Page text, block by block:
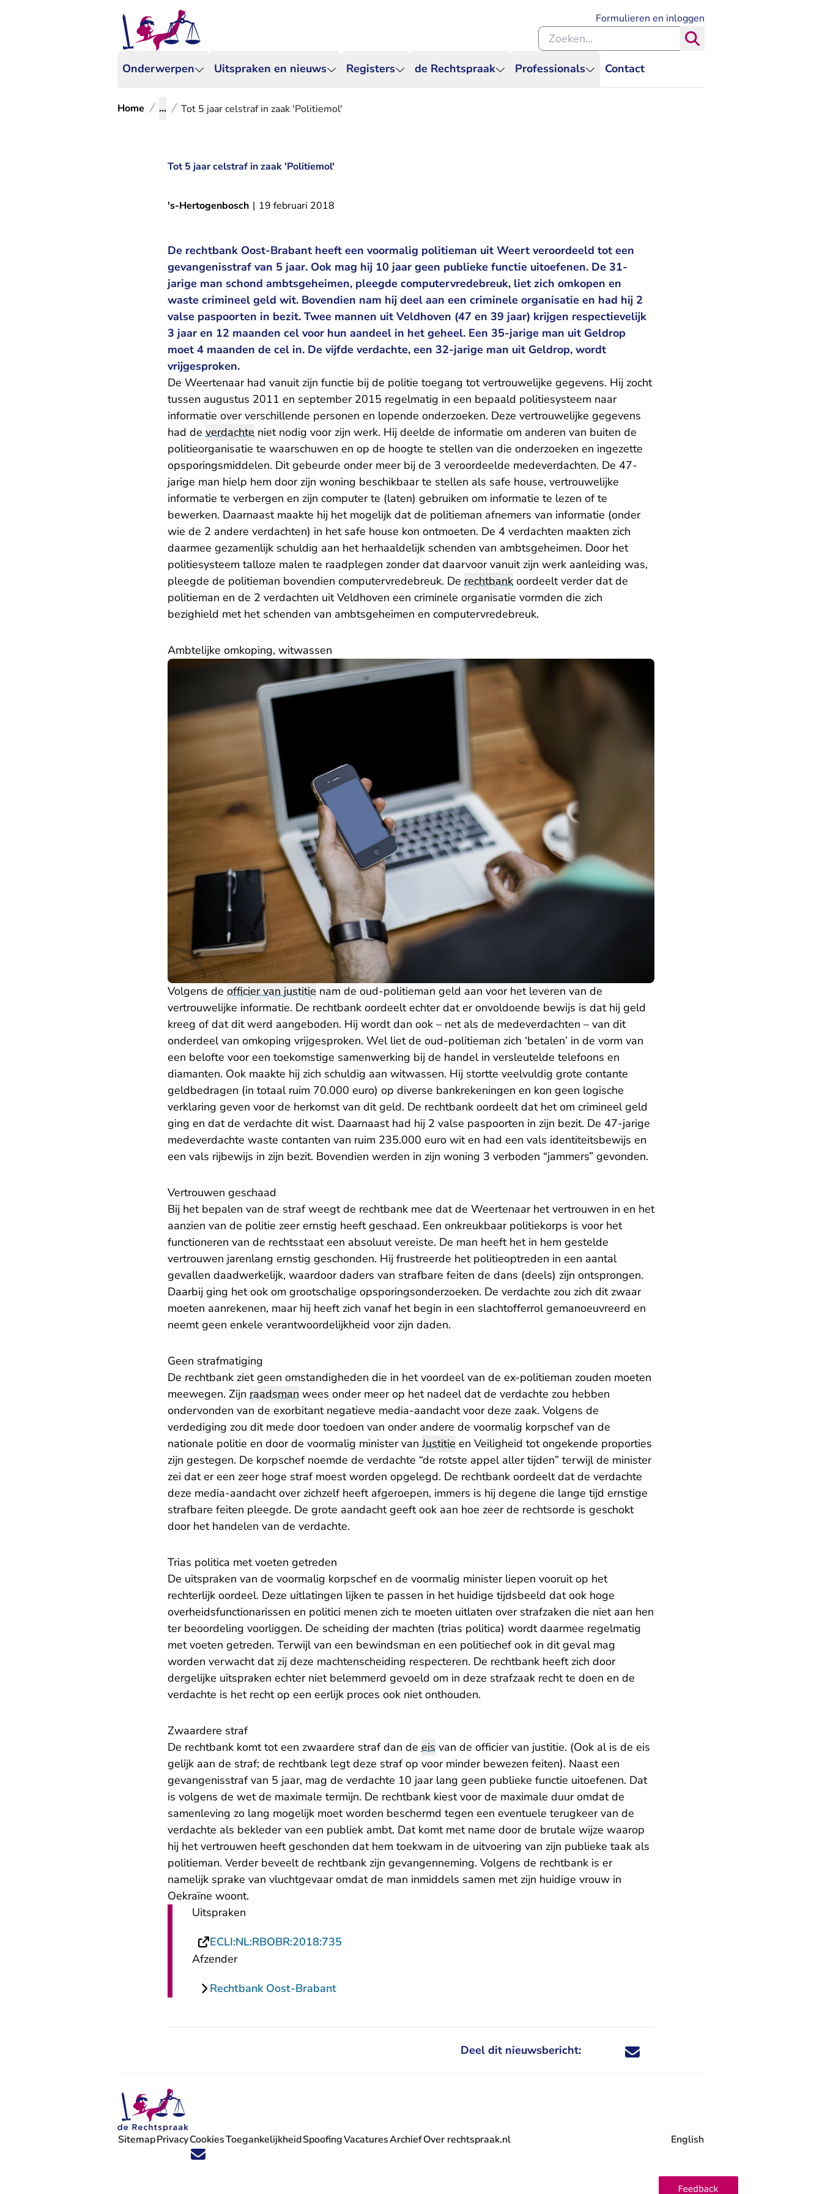
Onderwerpen Uitspraken en nieuws Registers de Rechtspraak Professionals Contact
Formulieren en inloggen
Zoeken binnen de Rechtspraak
Home ... Tot 5 jaar celstraf in zaak 'Politiemol'
Tot 5 jaar celstraf in zaak 'Politiemol'
's-Hertogenbosch | 19 februari 2018
De rechtbank Oost-Brabant heeft een voormalig politieman uit Weert veroordeeld tot een
gevangenisstraf van 5 jaar. Ook mag hij 10 jaar geen publieke functie uitoefenen. De 31-
jarige man schond ambtsgeheimen, pleegde computervredebreuk, liet zich omkopen en
waste crimineel geld wit. Bovendien nam hij deel aan een criminele organisatie en had hij 2
valse paspoorten in bezit. Twee mannen uit Veldhoven (47 en 39 jaar) krijgen respectievelijk
3 jaar en 12 maanden cel voor hun aandeel in het geheel. Een 35-jarige man uit Geldrop
moet 4 maanden de cel in. De vijfde verdachte, een 32-jarige man uit Geldrop, wordt
vrijgesproken.
De Weertenaar had vanuit zijn functie bij de politie toegang tot vertrouwelijke gegevens. Hij zocht
tussen augustus 2011 en september 2015 regelmatig in een bepaald politiesysteem naar
informatie over verschillende personen en lopende onderzoeken. Deze vertrouwelijke gegevens
had de verdachte niet nodig voor zijn werk. Hij deelde de informatie om anderen van buiten de
politieorganisatie te waarschuwen en op de hoogte te stellen van die onderzoeken en ingezette
opsporingsmiddelen. Dit gebeurde onder meer bij de 3 veroordeelde medeverdachten. De 47-
jarige man hielp hem door zijn woning beschikbaar te stellen als safe house, vertrouwelijke
informatie te verbergen en zijn computer te (laten) gebruiken om informatie te lezen of te
bewerken. Daarnaast maakte hij het mogelijk dat de politieman afnemers van informatie (onder
wie de 2 andere verdachten) in het safe house kon ontmoeten. De 4 verdachten maakten zich
daarmee gezamenlijk schuldig aan het herhaaldelijk schenden van ambtsgeheimen. Door het
politiesysteem talloze malen te raadplegen zonder dat daarvoor vanuit zijn werk aanleiding was,
pleegde de politieman bovendien computervredebreuk. De rechtbank oordeelt verder dat de
politieman en de 2 verdachten uit Veldhoven een criminele organisatie vormden die zich
bezighield met het schenden van ambtsgeheimen en computervredebreuk.
Ambtelijke omkoping, witwassen
Volgens de officier van justitie nam de oud-politieman geld aan voor het leveren van de
vertrouwelijke informatie. De rechtbank oordeelt echter dat er onvoldoende bewijs is dat hij geld
kreeg of dat dit werd aangeboden. Hij wordt dan ook – net als de medeverdachten – van dit
onderdeel van omkoping vrijgesproken. Wel liet de oud-politieman zich ‘betalen’ in de vorm van
een belofte voor een toekomstige samenwerking bij de handel in versleutelde telefoons en
diamanten. Ook maakte hij zich schuldig aan witwassen. Hij stortte veelvuldig grote contante
geldbedragen (in totaal ruim 70.000 euro) op diverse bankrekeningen en kon geen logische
verklaring geven voor de herkomst van dit geld. De rechtbank oordeelt dat het om crimineel geld
ging en dat de verdachte dit wist. Daarnaast had hij 2 valse paspoorten in zijn bezit. De 47-jarige
medeverdachte waste contanten van ruim 235.000 euro wit en had een vals identiteitsbewijs en
een vals rijbewijs in zijn bezit. Bovendien werden in zijn woning 3 verboden “jammers” gevonden.
Vertrouwen geschaad
Bij het bepalen van de straf weegt de rechtbank mee dat de Weertenaar het vertrouwen in en het
aanzien van de politie zeer ernstig heeft geschaad. Een onkreukbaar politiekorps is voor het
functioneren van de rechtsstaat een absoluut vereiste. De man heeft het in hem gestelde
vertrouwen jarenlang ernstig geschonden. Hij frustreerde het politieoptreden in een aantal
gevallen daadwerkelijk, waardoor daders van strafbare feiten de dans (deels) zijn ontsprongen.
Daarbij ging het ook om grootschalige opsporingsonderzoeken. De verdachte zou zich dit zwaar
moeten aanrekenen, maar hij heeft zich vanaf het begin in een slachtofferrol gemanoeuvreerd en
neemt geen enkele verantwoordelijkheid voor zijn daden.
Geen strafmatiging
De rechtbank ziet geen omstandigheden die in het voordeel van de ex-politieman zouden moeten
meewegen. Zijn raadsman wees onder meer op het nadeel dat de verdachte zou hebben
ondervonden van de exorbitant negatieve media-aandacht voor deze zaak. Volgens de
verdediging zou dit mede door toedoen van onder andere de voormalig korpschef van de
nationale politie en door de voormalig minister vanJustitie en Veiligheid tot ongekende proporties
zijn gestegen. De korpschef noemde de verdachte “de rotste appel aller tijden” terwijl de minister
zei dat er een zeer hoge straf moest worden opgelegd. De rechtbank oordeelt dat de verdachte
deze media-aandacht over zichzelf heeft afgeroepen, immers is hij degene die lange tijd ernstige
strafbare feiten pleegde. De grote aandacht geeft ook aan hoe zeer de rechtsorde is geschokt
door het handelen van de verdachte.
Trias politica met voeten getreden
De uitspraken van de voormalig korpschef en de voormalig minister liepen vooruit op het
rechterlijk oordeel. Deze uitlatingen lijken te passen in het huidige tijdsbeeld dat ook hoge
overheidsfunctionarissen en politici menen zich te moeten uitlaten over strafzaken die niet aan hen
ter beoordeling voorliggen. De scheiding der machten (trias politica) wordt daarmee regelmatig
met voeten getreden. Terwijl van een bewindsman en een politiechef ook in dit geval mag
worden verwacht dat zij deze machtenscheiding respecteren. De rechtbank heeft zich door
dergelijke uitspraken echter niet belemmerd gevoeld om in deze strafzaak recht te doen en de
verdachte is het recht op een eerlijk proces ook niet onthouden.
Zwaardere straf
De rechtbank komt tot een zwaardere straf dan de eis van de officier van justitie. (Ook al is de eis
gelijk aan de straf; de rechtbank legt deze straf op voor minder bewezen feiten). Naast een
gevangenisstraf van 5 jaar, mag de verdachte 10 jaar lang geen publieke functie uitoefenen. Dat
is volgens de wet de maximale termijn. De rechtbank kiest voor de maximale duur omdat de
samenleving zo lang mogelijk moet worden beschermd tegen een eventuele terugkeer van de
verdachte als bekleder van een publiek ambt. Dat komt met name door de brutale wijze waarop
hij het vertrouwen heeft geschonden dat hem toekwam in de uitvoering van zijn publieke taak als
politieman. Verder beveelt de rechtbank zijn gevangenneming. Volgens de rechtbank is er
namelijk sprake van vluchtgevaar omdat de man inmiddels samen met zijn huidige vrouw in
Oekraïne woont.
Uitspraken
ECLI:NL:RBOBR:2018:735
Afzender
Rechtbank Oost-Brabant
Deel dit nieuwsbericht: Deel dit nieuwsbericht via X - U verlaat
Deel dit nieuwsbericht via Facebook - U
Deel dit nieuwsbericht via e-mail
Deel dit nieuwsbericht via LinkedIn - U
Volg ons op X (Twitter) - U verlaat Rechtspraak.nl
Volg ons op Facebook - U verlaat Rechtspraak.nl
Volg ons op Instagram - U verlaat Rechtspraak.nl
Volg ons op Youtube - U verlaat Rechtspraak.nl
Volg ons op LinkedIn - U verlaat Rechtspraak.nl
'Blijf op de hoogte' nieuwsbrief - U verlaat Rechtspraak.nl
SitemapPrivacyCookiesToegankelijkheidSpoofingVacatures
- U verlaat Rechtspraak.nl
ArchiefOver rechtspraak.nl English